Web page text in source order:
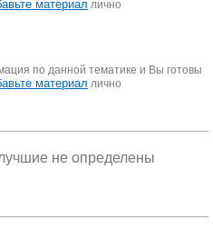
материал лично
по данной тематике и Вы готовы
материал лично
не определены